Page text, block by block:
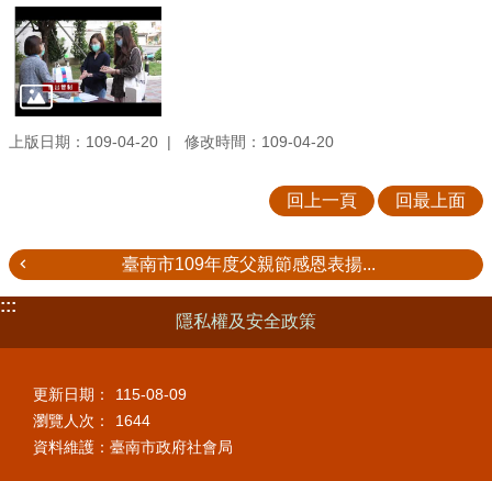
上版日期：109-04-20 修改時間：109-04-20
回上一頁 回最上面
臺南市109年度父親節感恩表揚...
:::
隱私權及安全政策
更新日期：
115-08-09
瀏覽人次：
1644
資料維護：臺南市政府社會局